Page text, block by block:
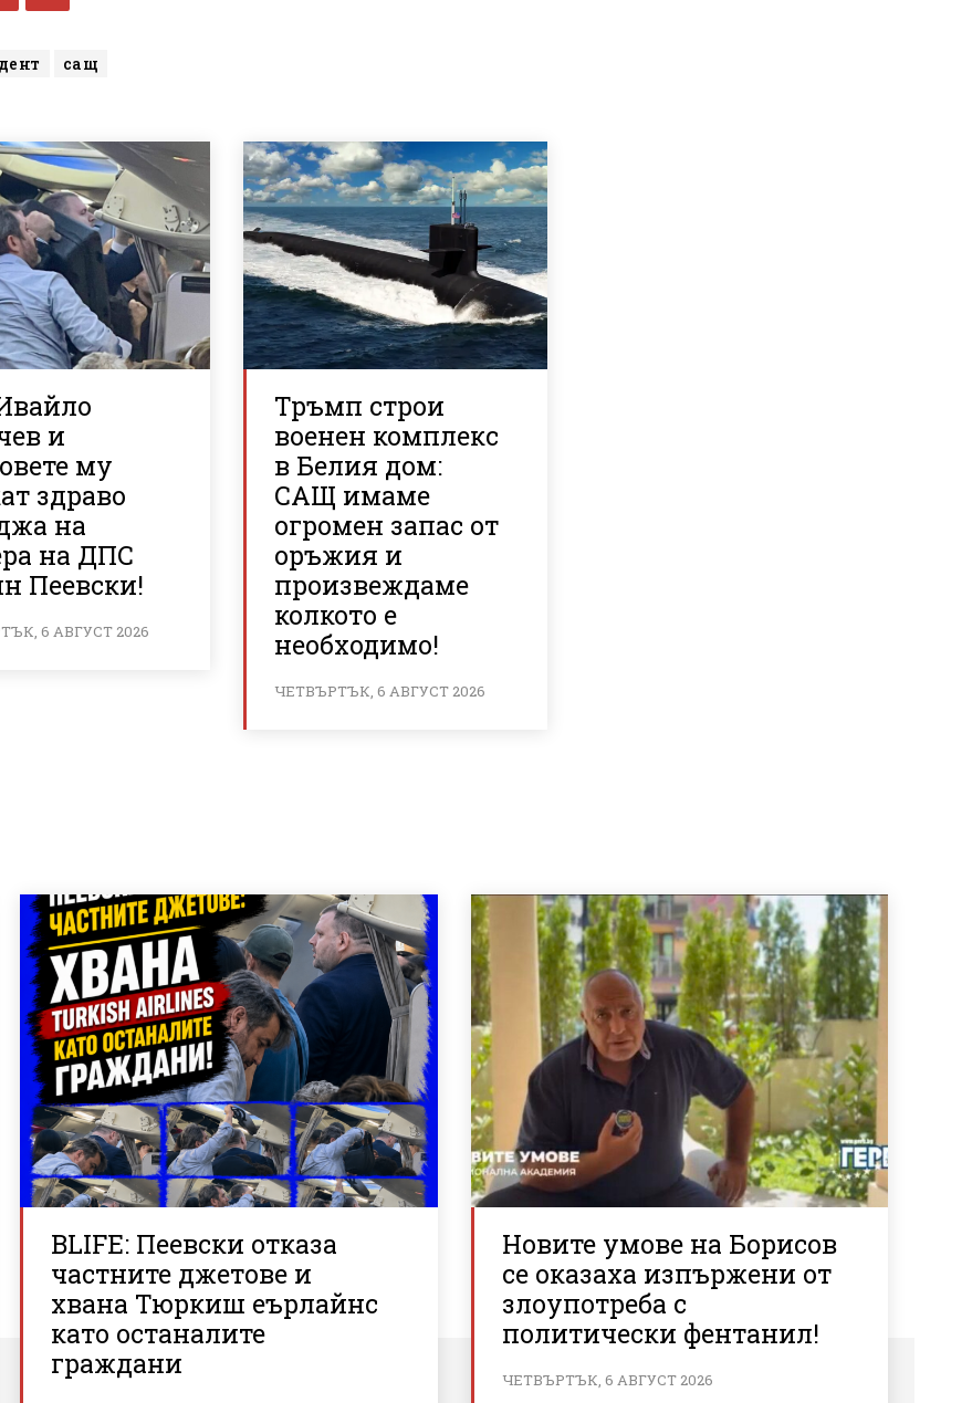
сащ
и
му
здраво
на
на ДПС
Пеевски!
6 АВГУСТ 2026
Тръмп строи
военен комплекс
в Белия дом:
САЩ имаме
огромен запас от
оръжия и
произвеждаме
колкото е
необходимо!
ЧЕТВЪРТЪК, 6 АВГУСТ 2026
BLIFE: Пеевски отказа
частните джетове и
хвана Тюркиш еърлайнс
като останалите
граждани
Новите умове на Борисов
се оказаха изпържени от
злоупотреба с
политически фентанил!
ЧЕТВЪРТЪК, 6 АВГУСТ 2026